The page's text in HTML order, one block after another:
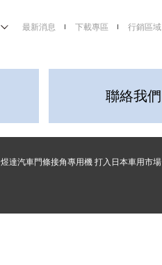
最新消息 下載專區 行銷區域
聯絡我們
煜達汽車門條接角專用機 打入日本車用市場